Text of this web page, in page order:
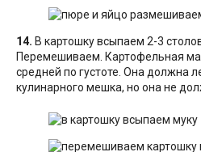
14. В картошку всыпаем 2-3
Перемешиваем. Картофельная
средней по густоте. Она должна
кулинарного мешка, но она не